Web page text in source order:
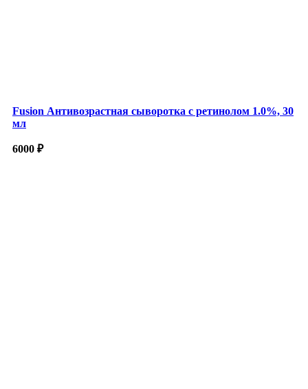
Fusion Антивозрастная сыворотка с ретинолом 1.0%, 30
мл
6000 ₽